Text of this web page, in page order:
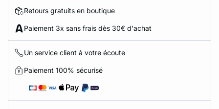
Retours gratuits en boutique
Paiement 3x sans frais dès 30€ d'achat
Un service client à votre écoute
Paiement 100% sécurisé